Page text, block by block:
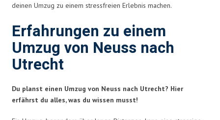
deinen Umzug zu einem stressfreien Erlebnis machen.
Erfahrungen zu einem
Umzug von Neuss nach
Utrecht
Du planst einen Umzug von Neuss nach Utrecht? Hier
erfährst du alles, was du wissen musst!